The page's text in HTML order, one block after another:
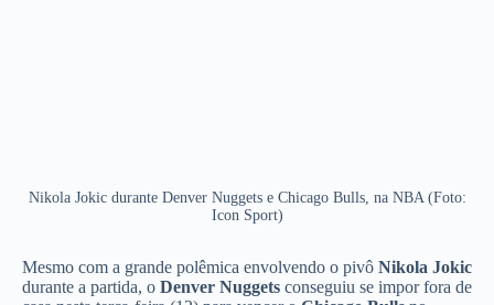
Nikola Jokic durante Denver Nuggets e Chicago Bulls, na NBA (Foto:
Icon Sport)
Mesmo com a grande polêmica envolvendo o pivô Nikola Jokic
durante a partida, o Denver Nuggets conseguiu se impor fora de